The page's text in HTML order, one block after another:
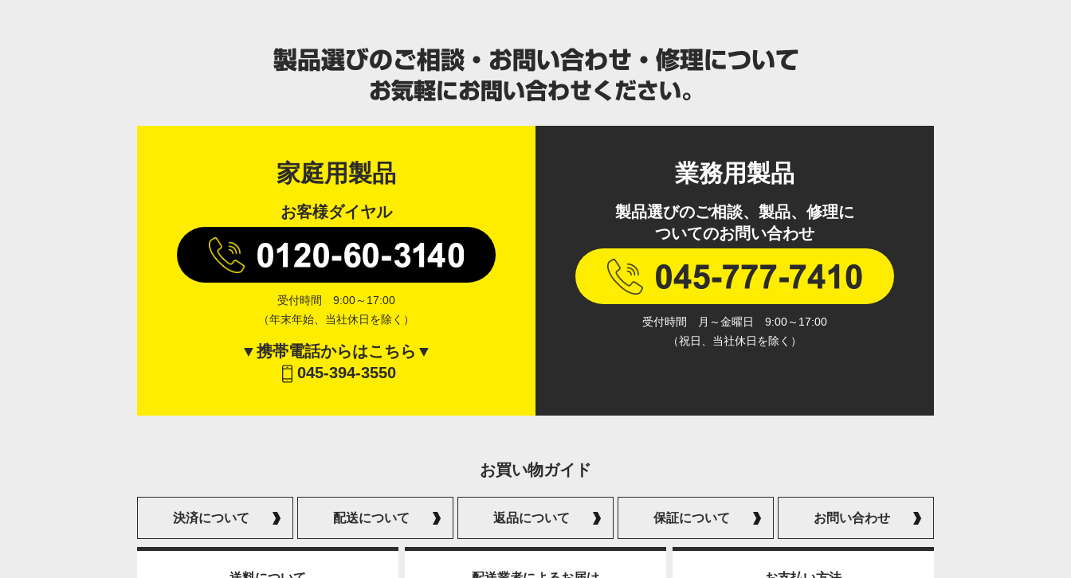
家庭用製品
お客様ダイヤル
受付時間 9:00～17:00
（年末年始、当社休日を除く）
▼携帯電話からはこちら▼
045-394-3550
業務用製品
製品選びのご相談、製品、修理に
ついてのお問い合わせ
受付時間 月～金曜日 9:00～17:00
（祝日、当社休日を除く）
お買い物ガイド
決済について 配送について 返品について 保証について お問い合わせ